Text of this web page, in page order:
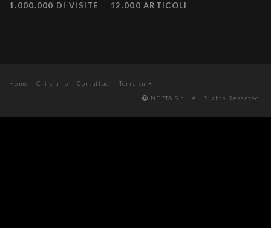
1.000.000 DI VISITE 12.000 ARTICOLI
Home Chi siamo Contattaci
Torna su
NEPTA S.r.l. All Rights Reserved.